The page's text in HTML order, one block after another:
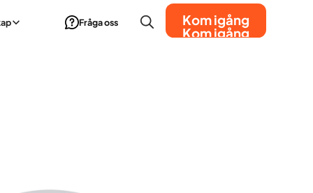
Fråga oss
Kom igång
Kom igång